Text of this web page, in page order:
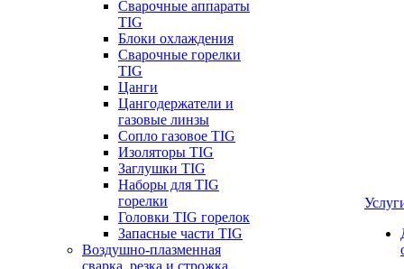
Сварочные аппараты
TIG
Блоки охлаждения
Сварочные горелки
TIG
Цанги
Цангодержатели и
газовые линзы
Сопло газовое TIG
Изоляторы TIG
Заглушки TIG
Наборы для TIG
горелки
Головки TIG горелок
Запасные части TIG
Воздушно-плазменная
сварка, резка и строжка